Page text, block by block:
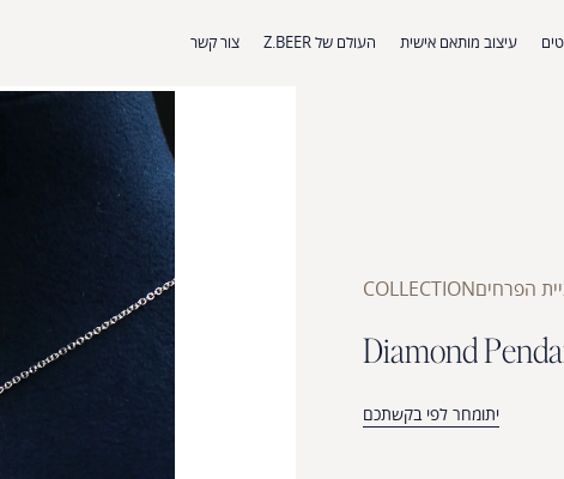
עיצוב מותאם אישית העולם של Z.BEER צור קשר
הפרחיםCOLLECTION
DiamondPenda
יתומחר לפי בקשתכם